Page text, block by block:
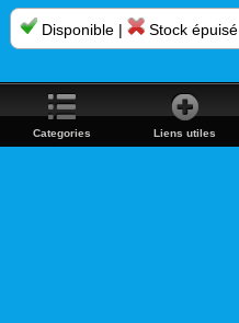
Disponible | Stock épuisé
Categories Liens utiles